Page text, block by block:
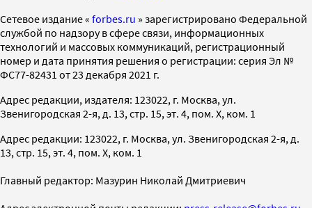
Cетевое издание « forbes.ru » зарегистрировано Федеральной
службой по надзору в сфере связи, информационных
технологий и массовых коммуникаций, регистрационный
номер и дата принятия решения о регистрации: серия Эл №
ФС77-82431 от 23 декабря 2021 г.
Адрес редакции, издателя: 123022, г. Москва, ул.
Звенигородская 2-я, д. 13, стр. 15, эт. 4, пом. X, ком. 1
Адрес редакции: 123022, г. Москва, ул. Звенигородская 2-я, д.
13, стр. 15, эт. 4, пом. X, ком. 1
Главный редактор: Мазурин Николай Дмитриевич